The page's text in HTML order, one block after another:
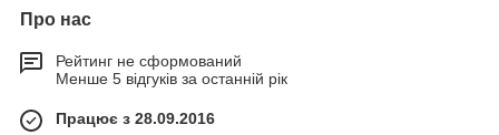
Про нас
Рейтинг не сформований
Менше 5 відгуків за останній рік
Працює з 28.09.2016